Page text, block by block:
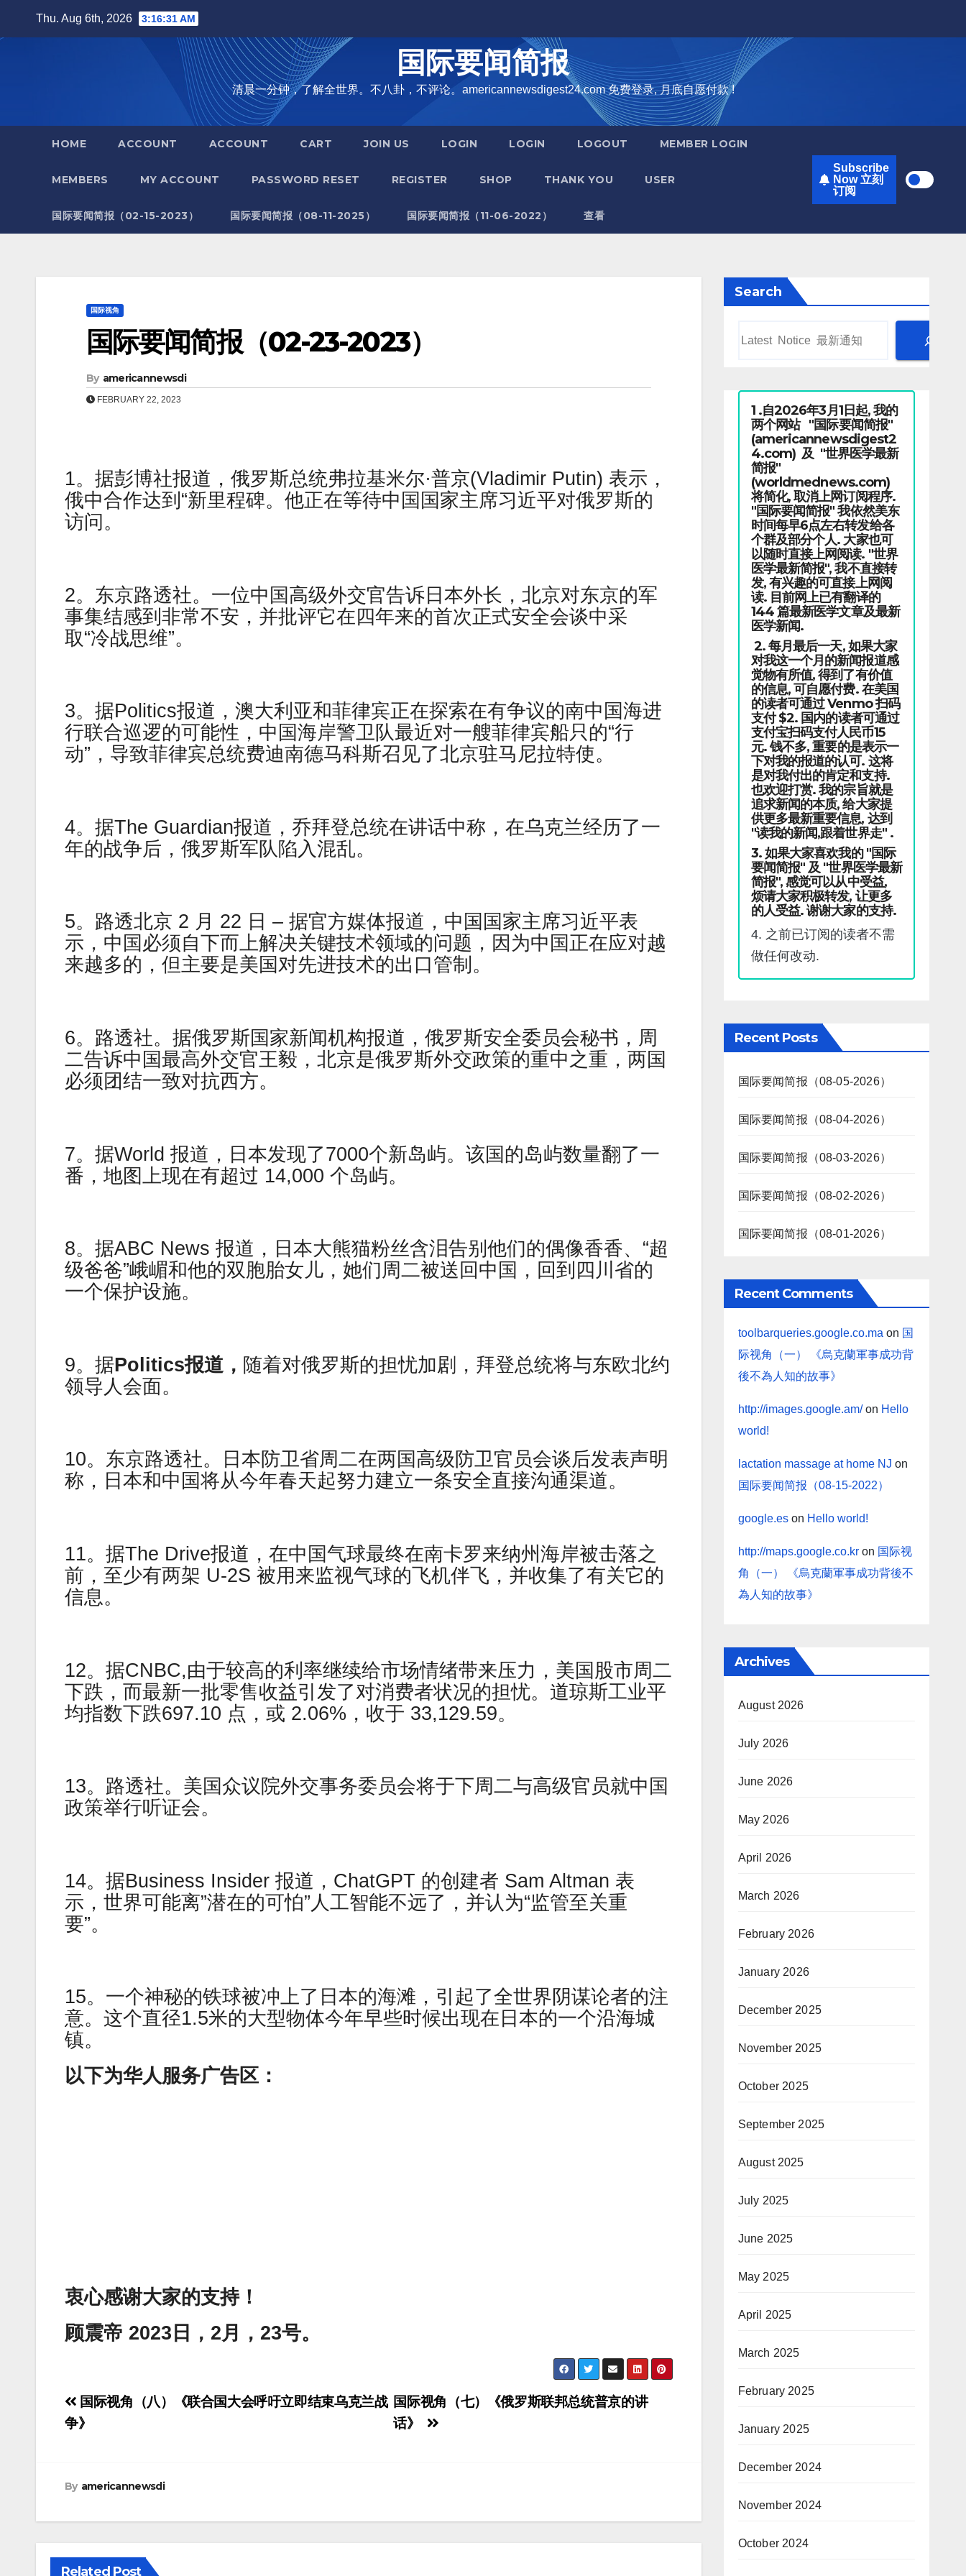
Thu. Aug 6th, 2026 3:16:32 AM
国际要闻简报
清晨一分钟，了解全世界。不八卦，不评论。americannewsdigest24.com 免费登录, 月底自愿付款 !
HOME ACCOUNT ACCOUNT CART JOIN US LOGIN LOGIN LOGOUT MEMBER LOGIN
MEMBERS MY ACCOUNT PASSWORD RESET REGISTER SHOP THANK YOU USER
国际要闻简报（02-15-2023） 国际要闻简报（08-11-2025） 国际要闻简报（11-06-2022） 查看
Subscribe
Now 立刻
订阅
国际视角
国际要闻简报（02-23-2023）
By americannewsdi
FEBRUARY 22, 2023
1。据彭博社报道，俄罗斯总统弗拉基米尔·普京(Vladimir Putin) 表示，
俄中合作达到“新里程碑。他正在等待中国国家主席习近平对俄罗斯的
访问。
2。东京路透社。一位中国高级外交官告诉日本外长，北京对东京的军
事集结感到非常不安，并批评它在四年来的首次正式安全会谈中采
取“冷战思维”。
3。据Politics报道，澳大利亚和菲律宾正在探索在有争议的南中国海进
行联合巡逻的可能性，中国海岸警卫队最近对一艘菲律宾船只的“行
动”，导致菲律宾总统费迪南德马科斯召见了北京驻马尼拉特使。
4。据The Guardian报道，乔拜登总统在讲话中称，在乌克兰经历了一
年的战争后，俄罗斯军队陷入混乱。
5。路透北京 2 月 22 日 – 据官方媒体报道，中国国家主席习近平表
示，中国必须自下而上解决关键技术领域的问题，因为中国正在应对越
来越多的，但主要是美国对先进技术的出口管制。
6。路透社。据俄罗斯国家新闻机构报道，俄罗斯安全委员会秘书，周
二告诉中国最高外交官王毅，北京是俄罗斯外交政策的重中之重，两国
必须团结一致对抗西方。
7。据World 报道，日本发现了7000个新岛屿。该国的岛屿数量翻了一
番，地图上现在有超过 14,000 个岛屿。
8。据ABC News 报道，日本大熊猫粉丝含泪告别他们的偶像香香、“超
级爸爸”峨嵋和他的双胞胎女儿，她们周二被送回中国，回到四川省的
一个保护设施。
9。据Politics报道， 随着对俄罗斯的担忧加剧，拜登总统将与东欧北约
领导人会面。
10。东京路透社。日本防卫省周二在两国高级防卫官员会谈后发表声明
称，日本和中国将从今年春天起努力建立一条安全直接沟通渠道。
11。据The Drive报道，在中国气球最终在南卡罗来纳州海岸被击落之
前，至少有两架 U-2S 被用来监视气球的飞机伴飞，并收集了有关它的
信息。
12。据CNBC,由于较高的利率继续给市场情绪带来压力，美国股市周二
下跌，而最新一批零售收益引发了对消费者状况的担忧。道琼斯工业平
均指数下跌697.10 点，或 2.06%，收于 33,129.59。
13。路透社。美国众议院外交事务委员会将于下周二与高级官员就中国
政策举行听证会。
14。据Business Insider 报道，ChatGPT 的创建者 Sam Altman 表
示，世界可能离”潜在的可怕”人工智能不远了，并认为“监管至关重
要”。
15。一个神秘的铁球被冲上了日本的海滩，引起了全世界阴谋论者的注
意。这个直径1.5米的大型物体今年早些时候出现在日本的一个沿海城
镇。
以下为华人服务广告区：
衷心感谢大家的支持！
顾震帝 2023日，2月，23号。
Post
navigation
国际视角（七）《俄罗斯联邦总统普京的讲
话》
国际视角（八）《联合国大会呼吁立即结束乌克兰战
争》
By americannewsdi
Related Post
Search
1 .自2026年3月1日起, 我的
两个网站 "国际要闻简报"
(americannewsdigest2
4.com) 及 "世界医学最新
简报"
(worldmednews.com)
将简化, 取消上网订阅程序.
"国际要闻简报" 我依然美东
时间每早6点左右转发给各
个群及部分个人. 大家也可
以随时直接上网阅读. "世界
医学最新简报", 我不直接转
发, 有兴趣的可直接上网阅
读. 目前网上已有翻译的
144 篇最新医学文章及最新
医学新闻.
2. 每月最后一天, 如果大家
对我这一个月的新闻报道感
觉物有所值, 得到了有价值
的信息, 可自愿付费. 在美国
的读者可通过 Venmo 扫码
支付 $2. 国内的读者可通过
支付宝扫码支付人民币15
元. 钱不多, 重要的是表示一
下对我的报道的认可. 这将
是对我付出的肯定和支持.
也欢迎打赏. 我的宗旨就是
追求新闻的本质, 给大家提
供更多最新重要信息, 达到
"读我的新闻,跟着世界走" .
3. 如果大家喜欢我的 "国际
要闻简报" 及 "世界医学最新
简报", 感觉可以从中受益,
烦请大家积极转发, 让更多
的人受益. 谢谢大家的支持.
4. 之前已订阅的读者不需
做任何改动.
Recent Posts
国际要闻简报（08-05-2026）
国际要闻简报（08-04-2026）
国际要闻简报（08-03-2026）
国际要闻简报（08-02-2026）
国际要闻简报（08-01-2026）
Recent Comments
toolbarqueries.google.co.ma on 国
际视角（一） 《烏克蘭軍事成功背
後不為人知的故事》
http://images.google.am/on Hello
world!
lactation massage at home NJ on
国际要闻简报（08-15-2022）
google.eson Hello world!
http://maps.google.co.kron 国际视
角（一） 《烏克蘭軍事成功背後不
為人知的故事》
Archives
August 2026
July 2026
June 2026
May 2026
April 2026
March 2026
February 2026
January 2026
December 2025
November 2025
October 2025
September 2025
August 2025
July 2025
June 2025
May 2025
April 2025
March 2025
February 2025
January 2025
December 2024
November 2024
October 2024